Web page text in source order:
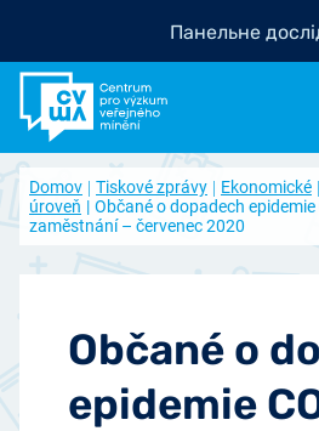
Панельне
Domov Tiskové zprávy Ekonomické
úroveň
Občané o dopadech epidemie
zaměstnání – červenec 2020
Občané o
epidemie